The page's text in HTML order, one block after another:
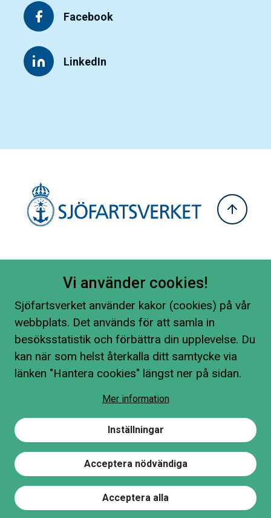
Hitta på sidan
Facebook
LinkedIn
Vi använder cookies!
Sjöfartsverket använder kakor (cookies) på vår
webbplats. Det används för att samla in
besöksstatistik och förbättra din upplevelse. Du
kan när som helst återkalla ditt samtycke via
länken "Hantera cookies" längst ner på sidan.
Mer information
Inställningar
Acceptera nödvändiga
Acceptera alla